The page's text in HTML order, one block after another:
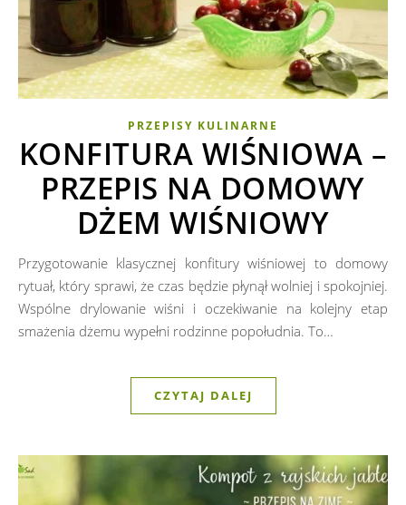
PRZEPISY KULINARNE
KONFITURA WIŚNIOWA –
PRZEPIS NA DOMOWY
DŻEM WIŚNIOWY
Przygotowanie klasycznej konfitury wiśniowej to domowy
rytuał, który sprawi, że czas będzie płynął wolniej i spokojniej.
Wspólne drylowanie wiśni i oczekiwanie na kolejny etap
smażenia dżemu wypełni rodzinne popołudnia. To…
CZYTAJ DALEJ